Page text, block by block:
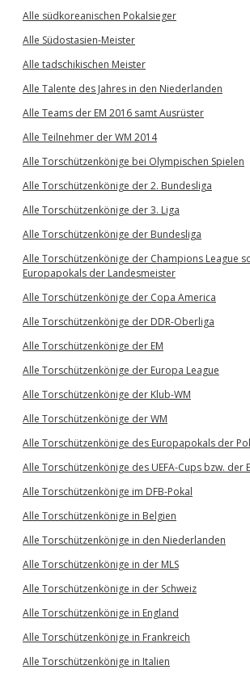
Alle südkoreanischen Pokalsieger
Alle Südostasien-Meister
Alle tadschikischen Meister
Alle Talente des Jahres in den Niederlanden
Alle Teams der EM 2016 samt Ausrüster
Alle Teilnehmer der WM 2014
Alle Torschützenkönige bei Olympischen Spielen
Alle Torschützenkönige der 2. Bundesliga
Alle Torschützenkönige der 3. Liga
Alle Torschützenkönige der Bundesliga
Alle Torschützenkönige der Champions League
Europapokals der Landesmeister
Alle Torschützenkönige der Copa America
Alle Torschützenkönige der DDR-Oberliga
Alle Torschützenkönige der EM
Alle Torschützenkönige der Europa League
Alle Torschützenkönige der Klub-WM
Alle Torschützenkönige der WM
Alle Torschützenkönige des Europapokals der
Alle Torschützenkönige des UEFA-Cups bzw. der
Alle Torschützenkönige im DFB-Pokal
Alle Torschützenkönige in Belgien
Alle Torschützenkönige in den Niederlanden
Alle Torschützenkönige in der MLS
Alle Torschützenkönige in der Schweiz
Alle Torschützenkönige in England
Alle Torschützenkönige in Frankreich
Alle Torschützenkönige in Italien